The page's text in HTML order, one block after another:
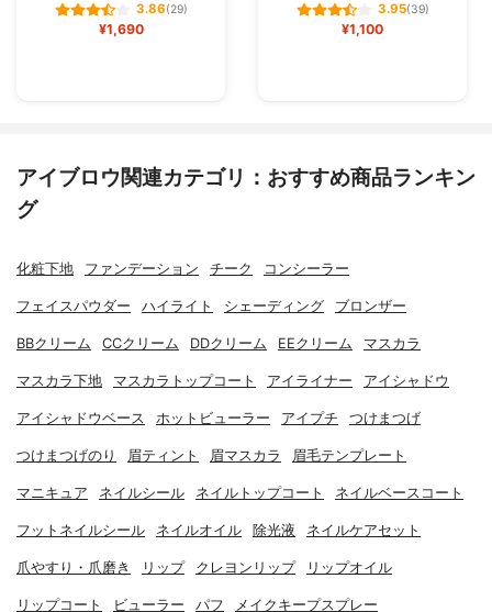
3.86(29)
¥1,690
3.95(39)
¥1,100
アイブロウ関連カテゴリ：おすすめ商品ランキン
グ
化粧下地 ファンデーション チーク コンシーラー
フェイスパウダー ハイライト シェーディング ブロンザー
BBクリーム CCクリーム DDクリーム EEクリーム マスカラ
マスカラ下地 マスカラトップコート アイライナー アイシャドウ
アイシャドウベース ホットビューラー アイプチ つけまつげ
つけまつげのり 眉ティント 眉マスカラ 眉毛テンプレート
マニキュア ネイルシール ネイルトップコート ネイルベースコート
フットネイルシール ネイルオイル 除光液 ネイルケアセット
爪やすり・爪磨き リップ クレヨンリップ リップオイル
リップコート ビューラー パフ メイクキープスプレー